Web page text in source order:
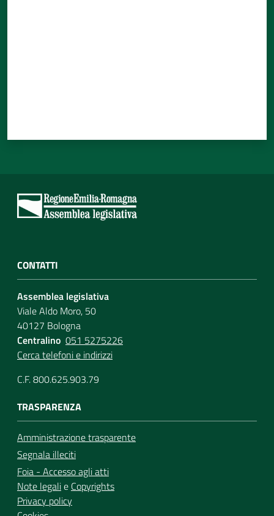
CONTATTI
Assemblea legislativa
Viale Aldo Moro, 50
40127 Bologna
Centralino 051 5275226
Cerca telefoni e indirizzi
C.F. 800.625.903.79
TRASPARENZA
Amministrazione trasparente
Segnala illeciti
Foia - Accesso agli atti
Note legalie Copyrights
Privacy policy